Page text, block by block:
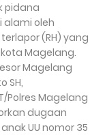
pidana
alami oleh
(RH) yang
Magelang.
Magelang
SH,
Polres Magelang
dugaan
UU nomor 35